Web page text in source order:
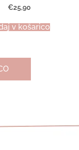
€25,90
v košarico